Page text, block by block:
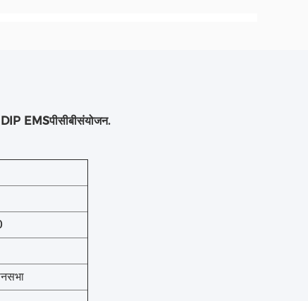
DIP EMSपीसीबीसंयोजन.